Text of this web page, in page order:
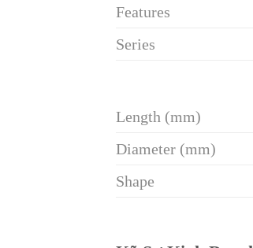
Features
Series
Length (mm)
Diameter (mm)
Shape